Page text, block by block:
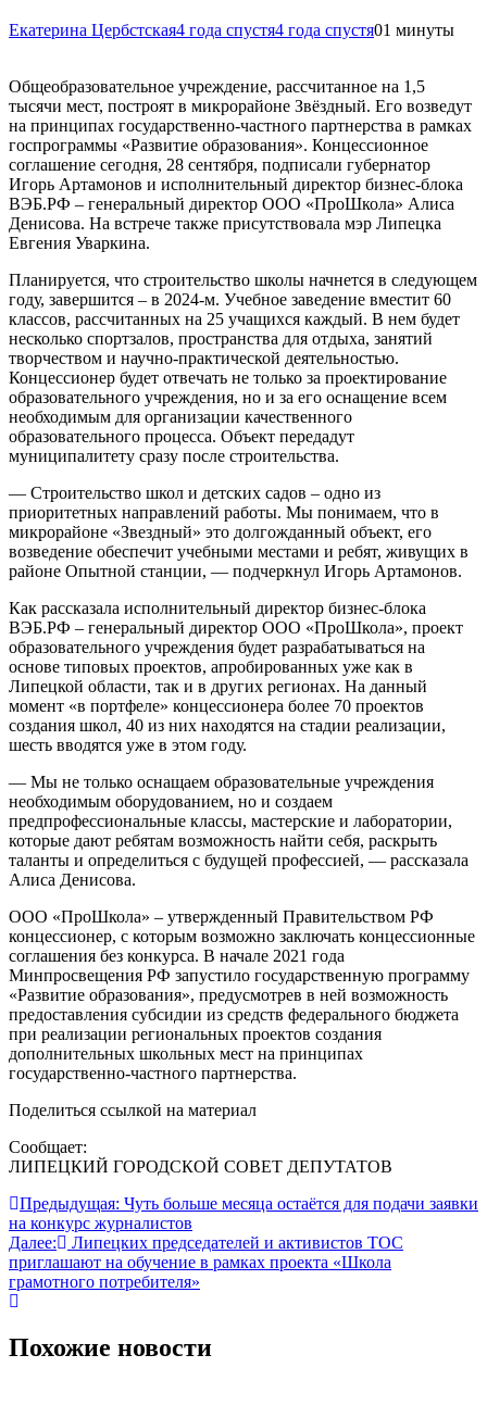
Екатерина Цербстская4 года спустя4 года спустя01 минуты
Общеобразовательное учреждение, рассчитанное на 1,5
тысячи мест, построят в микрорайоне Звёздный. Его возведут
на принципах государственно-частного партнерства в рамках
госпрограммы «Развитие образования». Концессионное
соглашение сегодня, 28 сентября, подписали губернатор
Игорь Артамонов и исполнительный директор бизнес-блока
ВЭБ.РФ – генеральный директор ООО «ПроШкола» Алиса
Денисова. На встрече также присутствовала мэр Липецка
Евгения Уваркина.
Планируется, что строительство школы начнется в следующем
году, завершится – в 2024-м. Учебное заведение вместит 60
классов, рассчитанных на 25 учащихся каждый. В нем будет
несколько спортзалов, пространства для отдыха, занятий
творчеством и научно-практической деятельностью.
Концессионер будет отвечать не только за проектирование
образовательного учреждения, но и за его оснащение всем
необходимым для организации качественного
образовательного процесса. Объект передадут
муниципалитету сразу после строительства.
— Строительство школ и детских садов – одно из
приоритетных направлений работы. Мы понимаем, что в
микрорайоне «Звездный» это долгожданный объект, его
возведение обеспечит учебными местами и ребят, живущих в
районе Опытной станции, — подчеркнул Игорь Артамонов.
Как рассказала исполнительный директор бизнес-блока
ВЭБ.РФ – генеральный директор ООО «ПроШкола», проект
образовательного учреждения будет разрабатываться на
основе типовых проектов, апробированных уже как в
Липецкой области, так и в других регионах. На данный
момент «в портфеле» концессионера более 70 проектов
создания школ, 40 из них находятся на стадии реализации,
шесть вводятся уже в этом году.
— Мы не только оснащаем образовательные учреждения
необходимым оборудованием, но и создаем
предпрофессиональные классы, мастерские и лаборатории,
которые дают ребятам возможность найти себя, раскрыть
таланты и определиться с будущей профессией, — рассказала
Алиса Денисова.
ООО «ПроШкола» – утвержденный Правительством РФ
концессионер, с которым возможно заключать концессионные
соглашения без конкурса. В начале 2021 года
Минпросвещения РФ запустило государственную программу
«Развитие образования», предусмотрев в ней возможность
предоставления субсидии из средств федерального бюджета
при реализации региональных проектов создания
дополнительных школьных мест на принципах
государственно-частного партнерства.
Поделиться ссылкой на материал
Сообщает:
ЛИПЕЦКИЙ ГОРОДСКОЙ СОВЕТ ДЕПУТАТОВ
Навигация
по
записям
Предыдущая: Чуть больше месяца остаётся для подачи заявки
на конкурс журналистов
Далее:
Липецких председателей и активистов ТОС
приглашают на обучение в рамках проекта «Школа
грамотного потребителя»
Похожие новости